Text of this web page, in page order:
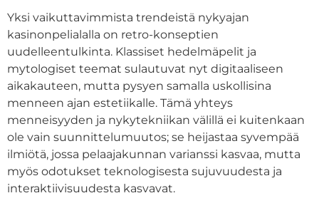
Yksi vaikuttavimmista trendeistä nykyajan
kasinonpelialalla on retro-konseptien
uudelleentulkinta. Klassiset hedelmäpelit ja
mytologiset teemat sulautuvat nyt digitaaliseen
aikakauteen, mutta pysyen samalla uskollisina
menneen ajan estetiikalle. Tämä yhteys
menneisyyden ja nykytekniikan välillä ei kuitenkaan
ole vain suunnittelumuutos; se heijastaa syvempää
ilmiötä, jossa pelaajakunnan varianssi kasvaa, mutta
myös odotukset teknologisesta sujuvuudesta ja
interaktiivisuudesta kasvavat.